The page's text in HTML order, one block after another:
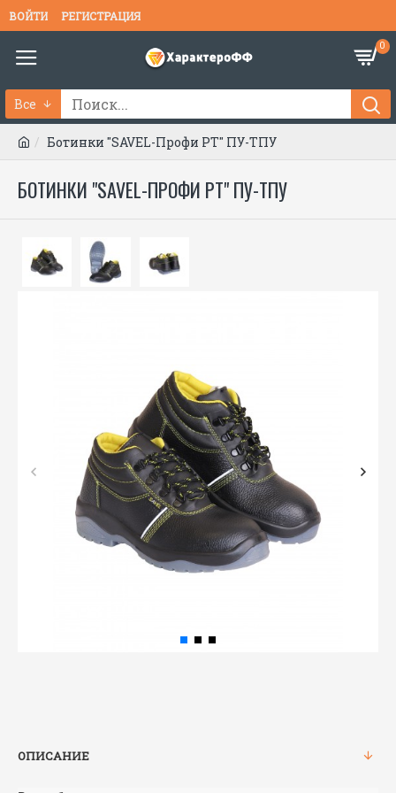
ВОЙТИ РЕГИСТРАЦИЯ
0
Все
Ботинки "SAVEL-Профи РТ" ПУ-ТПУ
БОТИНКИ "SAVEL-ПРОФИ РТ" ПУ-ТПУ
ОПИСАНИЕ